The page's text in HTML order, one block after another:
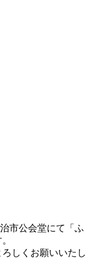
市公会堂にて「ふ
しくお願いいたし